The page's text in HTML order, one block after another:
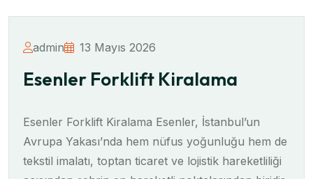
admin 13 Mayıs 2026
Esenler Forklift Kiralama
Esenler Forklift Kiralama Esenler, İstanbul’un
Avrupa Yakası’nda hem nüfus yoğunluğu hem de
tekstil imalatı, toptan ticaret ve lojistik hareketliliği